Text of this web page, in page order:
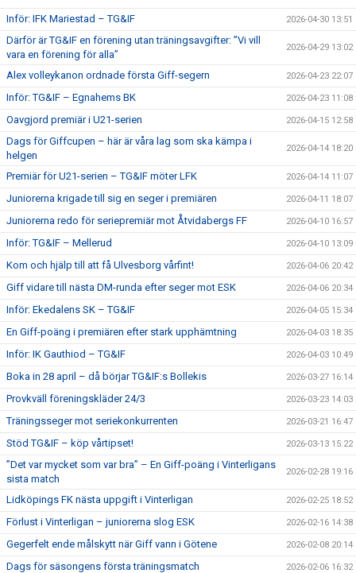
Inför: IFK Mariestad – TG&IF 2026-04-30 13:51
Därför är TG&IF en förening utan träningsavgifter: ”Vi vill
vara en förening för alla”
2026-04-29 13:02
Alex volleykanon ordnade första Giff-segern 2026-04-23 22:07
Inför: TG&IF – Egnahems BK 2026-04-23 11:08
Oavgjord premiär i U21-serien 2026-04-15 12:58
Dags för Giffcupen – här är våra lag som ska kämpa i
helgen
2026-04-14 18:20
Premiär för U21-serien – TG&IF möter LFK 2026-04-14 11:07
Juniorerna krigade till sig en seger i premiären 2026-04-11 18:07
Juniorerna redo för seriepremiär mot Åtvidabergs FF 2026-04-10 16:57
Inför: TG&IF – Mellerud 2026-04-10 13:09
Kom och hjälp till att få Ulvesborg vårfint! 2026-04-06 20:42
Giff vidare till nästa DM-runda efter seger mot ESK 2026-04-06 20:34
Inför: Ekedalens SK – TG&IF 2026-04-05 15:34
En Giff-poäng i premiären efter stark upphämtning 2026-04-03 18:35
Inför: IK Gauthiod – TG&IF 2026-04-03 10:49
Boka in 28 april – då börjar TG&IF:s Bollekis 2026-03-27 16:14
Provkväll föreningskläder 24/3 2026-03-23 14:03
Träningsseger mot seriekonkurrenten 2026-03-21 16:47
Stöd TG&IF – köp vårtipset! 2026-03-13 15:22
”Det var mycket som var bra” – En Giff-poäng i Vinterligans
sista match
2026-02-28 19:16
Lidköpings FK nästa uppgift i Vinterligan 2026-02-25 18:52
Förlust i Vinterligan – juniorerna slog ESK 2026-02-16 14:38
Gegerfelt ende målskytt när Giff vann i Götene 2026-02-08 20:14
Dags för säsongens första träningsmatch 2026-02-06 16:32